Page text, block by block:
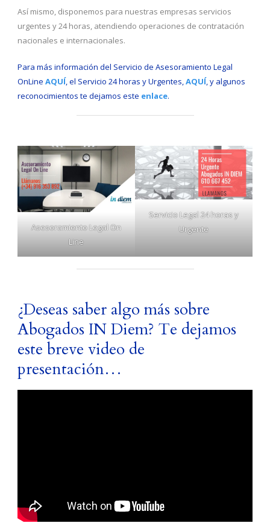
Así mismo, disponemos para nuestras empresas servicios
urgentes y 24 horas, atendiendo operaciones de contratación
nacionales e internacionales.
Para más información del Servicio de Asesoramiento Legal
OnLine AQUÍ, el Servicio 24 horas y Urgentes,AQUÍ, y algunos
reconocimientos te dejamos este enlace.
Asesoramiento Legal On
Line
Servicio Legal 24 horas y
Urgente
¿Deseas saber algo más sobre
Abogados IN Diem? Te dejamos
este breve video de
presentación…